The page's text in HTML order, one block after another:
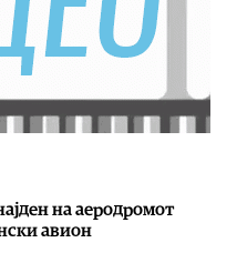
на аеродромот
авион